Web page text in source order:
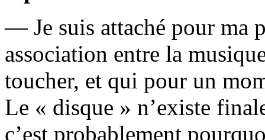
— Je suis attaché pour ma
association entre la
toucher, et qui pour un
Le « disque » n’existe
c’est probablement